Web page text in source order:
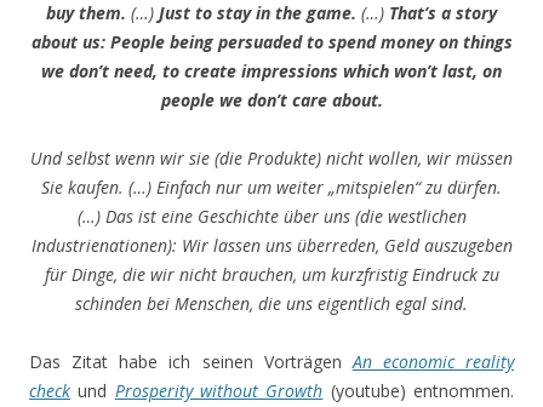
buy them. (…) Just to stay in the game. (…) That’s a story
about us: People being persuaded to spend money on things
we don’t need, to create impressions which won’t last, on
people we don’t care about.
Und selbst wenn wir sie (die Produkte) nicht wollen, wir müssen
Sie kaufen. (…) Einfach nur um weiter „mitspielen“ zu dürfen.
(…) Das ist eine Geschichte über uns (die westlichen
Industrienationen): Wir lassen uns überreden, Geld auszugeben
für Dinge, die wir nicht brauchen, um kurzfristig Eindruck zu
schinden bei Menschen, die uns eigentlich egal sind.
Das Zitat habe ich seinen VorträgenAn economic reality
check und Prosperity without Growth (youtube) entnommen.